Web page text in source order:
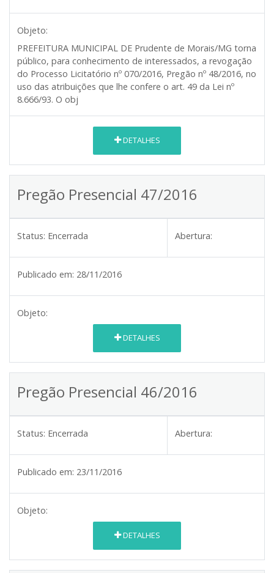
Objeto:
PREFEITURA MUNICIPAL DE Prudente de Morais/MG torna
público, para conhecimento de interessados, a revogação
do Processo Licitatório nº 070/2016, Pregão nº 48/2016, no
uso das atribuições que lhe confere o art. 49 da Lei nº
8.666/93. O obj
DETALHES
Pregão Presencial 47/2016
Status: Encerrada Abertura:
Publicado em: 28/11/2016
Objeto:
DETALHES
Pregão Presencial 46/2016
Status: Encerrada Abertura:
Publicado em: 23/11/2016
Objeto:
DETALHES